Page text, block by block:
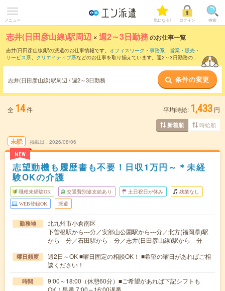
メニュー 気になる! ログイン 検索
志井(日田彦山線)駅周辺 ×週2～3日勤務のお仕事一覧
志井(日田彦山線)駅の派遣のお仕事情報です。 オフィスワーク・事務系、 営業・販売・
サービス系、 クリエイティブ系などのお仕事を取り揃えています。週2～3日勤務の条
志井(日田彦山線)駅周辺 / 週2～3日勤務 条件の変更
全 14件 平均時給: 1,433 円
新着順 時給順
未読
NEW
掲載日 2026/08/06
志望動機も履歴書も不要！日収1万円～＊未経
験OKの介護
職種未経験OK 交通費別途支給あり 土日祝日が休み 残業なし
WEB登録OK 派遣
勤務地
北九州市小倉南区
下曽根駅から---分／安部山公園駅から---分／北方(福岡県)駅
から---分／石田駅から---分／志井(日田彦山線)駅から---分
曜日頻度
週2日～OK ■曜日固定の相談OK！ ■希望の曜日があればご相
談ください！
時間
9:00～18:00（休憩60分）■ご希望があれば下記シフトも
OK！早番 7:00～16:00遅番 …